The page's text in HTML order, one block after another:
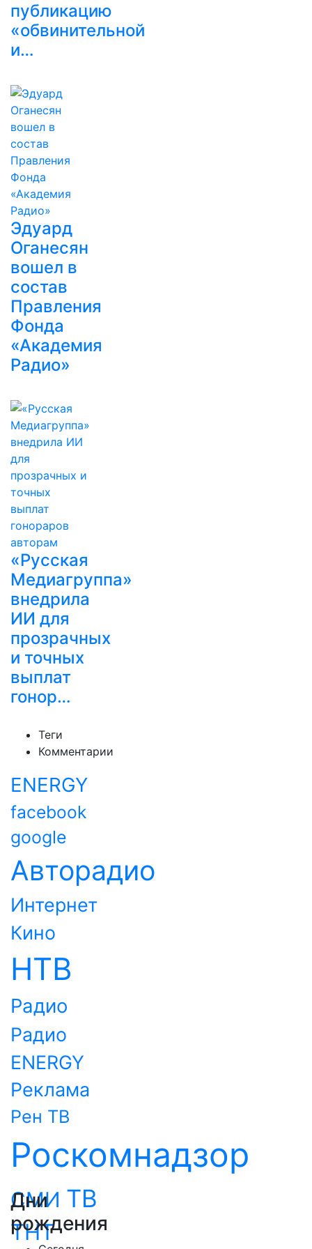
публикацию
«обвинительной
и…
Эдуард
Оганесян
вошел в
состав
Правления
Фонда
«Академия
Радио»
«Русская
Медиагруппа»
внедрила
ИИ для
прозрачных
и точных
выплат
гонор…
Теги
Комментарии
ENERGY
facebook
google
Авторадио
Интернет
Кино
НТВ
Радио
Радио
ENERGY
Реклама
Рен ТВ
Роскомнадзор
СМИ ТВ
ТНТ
Дни
рождения